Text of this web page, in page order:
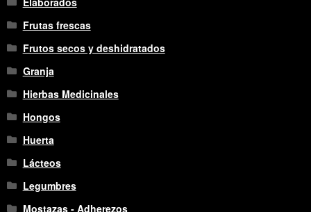
Frutas frescas
Frutos secos y deshidratados
Granja
Hierbas Medicinales
Hongos
Huerta
Lácteos
Legumbres
Mostazas - Adherezos